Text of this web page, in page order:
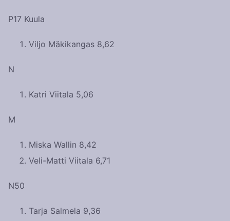
P17 Kuula
Viljo Mäkikangas 8,62
N
Katri Viitala 5,06
M
Miska Wallin 8,42
Veli-Matti Viitala 6,71
N50
Tarja Salmela 9,36